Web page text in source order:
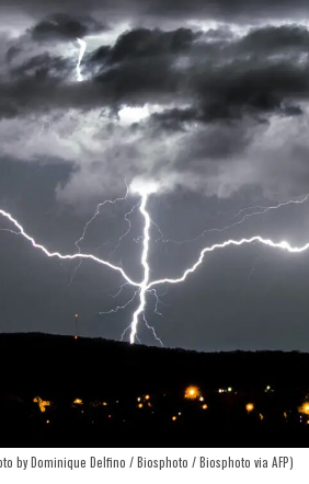
by Dominique Delfino / Biosphoto / Biosphoto via AFP)